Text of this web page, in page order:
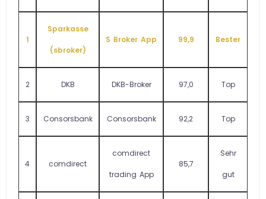
1
Sparkasse
(sbroker)
S Broker App 99,9 Bester
2 DKB DKB-Broker 97,0 Top
3 Consorsbank Consorsbank 92,2 Top
4 comdirect
comdirect
trading App
85,7
Sehr
gut